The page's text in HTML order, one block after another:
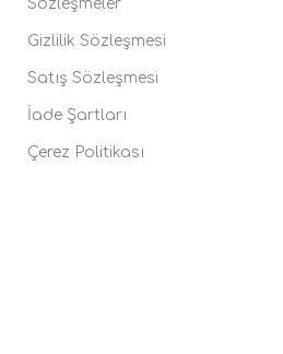
Sözleşmeler
Gizlilik Sözleşmesi
Satış Sözleşmesi
İade Şartları
Çerez Politikası